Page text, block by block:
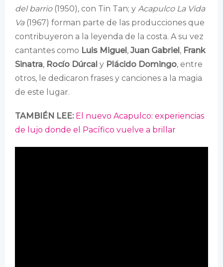
del barrio(1950), con Tin Tan; y Acapulco La Vida
Va(1967) forman parte de las producciones que
contribuyeron a la leyenda de la costa. A su vez
cantantes como Luis Miguel, Juan Gabriel, Frank
Sinatra, Rocío Dúrcal y Plácido Domingo, entre
otros, le dedicaron frases y canciones a la magia
de este lugar.
TAMBIÉN LEE: El nuevo Acapulco: experiencias
de lujo donde el Pacífico vuelve a brillar